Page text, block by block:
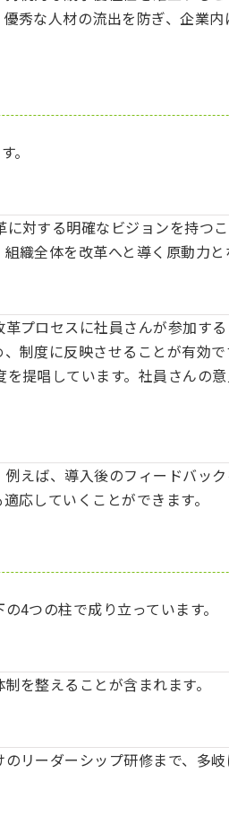
秀な人材の流出を防ぎ、企業
。
対する明確なビジョンを持つ
織全体を改革へと導く原動力と
プロセスに社員さんが参加す
制度に反映させることが有効で
提唱しています。社員さんの
えば、導入後のフィードバッ
応していくことができます。
4つの柱で成り立っています。
を整えることが含まれます。
リーダーシップ研修まで、多